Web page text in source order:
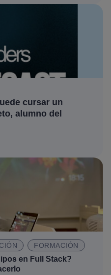
cursar un
alumno del
FORMACIÓN
en Full Stack?